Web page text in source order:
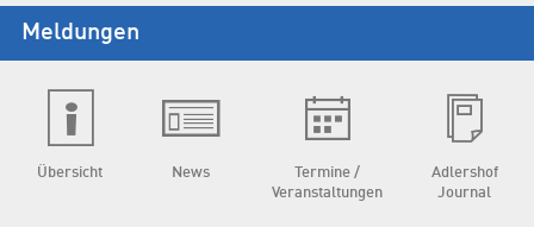
Meldungen
Übersicht News
Termine /
Veranstaltungen
Adlershof
Journal